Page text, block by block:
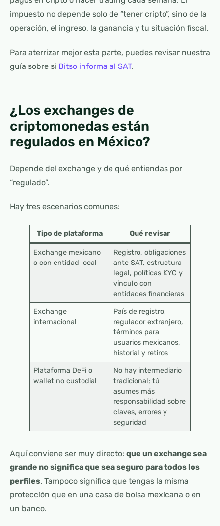
impuesto no depende solo de “tener cripto”, sino de la
operación, el ingreso, la ganancia y tu situación fiscal.
Para aterrizar mejor esta parte, puedes revisar nuestra
guía sobre si Bitso informa al SAT.
¿Los exchanges de
criptomonedas están
regulados en México?
Depende del exchange y de qué entiendas por
“regulado”.
Hay tres escenarios comunes:
Tipo de plataforma Qué revisar
Exchange mexicano
o con entidad local
Registro, obligaciones
ante SAT, estructura
legal, políticas KYC y
vínculo con
entidades financieras
Exchange
internacional
País de registro,
regulador extranjero,
términos para
usuarios mexicanos,
historial y retiros
Plataforma DeFi o
wallet no custodial
No hay intermediario
tradicional; tú
asumes más
responsabilidad sobre
claves, errores y
seguridad
Aquí conviene ser muy directo: que un exchange sea
grande no significa que sea seguro para todos los
perfiles. Tampoco significa que tengas la misma
protección que en una casa de bolsa mexicana o en
un banco.